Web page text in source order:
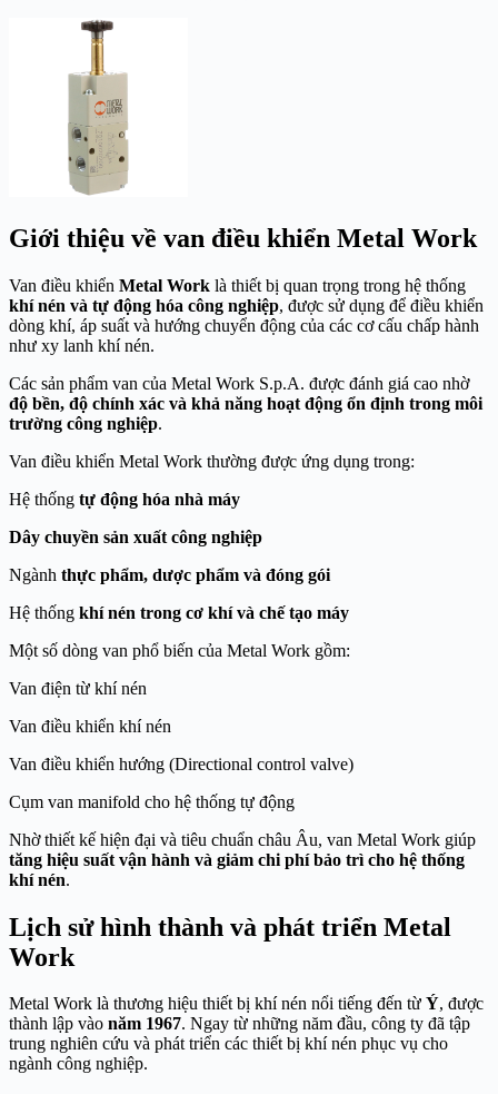
Giới thiệu về van điều khiển Metal Work
Van điều khiển Metal Work là thiết bị quan trọng trong hệ thống
khí nén và tự động hóa công nghiệp, được sử dụng để điều khiển
dòng khí, áp suất và hướng chuyển động của các cơ cấu chấp hành
như xy lanh khí nén.
Các sản phẩm van của Metal Work S.p.A. được đánh giá cao nhờ
độ bền, độ chính xác và khả năng hoạt động ổn định trong môi
trường công nghiệp.
Van điều khiển Metal Work thường được ứng dụng trong:
Hệ thống tự động hóa nhà máy
Dây chuyền sản xuất công nghiệp
Ngành thực phẩm, dược phẩm và đóng gói
Hệ thống khí nén trong cơ khí và chế tạo máy
Một số dòng van phổ biến của Metal Work gồm:
Van điện từ khí nén
Van điều khiển khí nén
Van điều khiển hướng (Directional control valve)
Cụm van manifold cho hệ thống tự động
Nhờ thiết kế hiện đại và tiêu chuẩn châu Âu, van Metal Work giúp
tăng hiệu suất vận hành và giảm chi phí bảo trì cho hệ thống
khí nén.
Lịch sử hình thành và phát triển Metal
Work
Metal Work là thương hiệu thiết bị khí nén nổi tiếng đến từ Ý, được
thành lập vào năm 1967. Ngay từ những năm đầu, công ty đã tập
trung nghiên cứu và phát triển các thiết bị khí nén phục vụ cho
ngành công nghiệp.